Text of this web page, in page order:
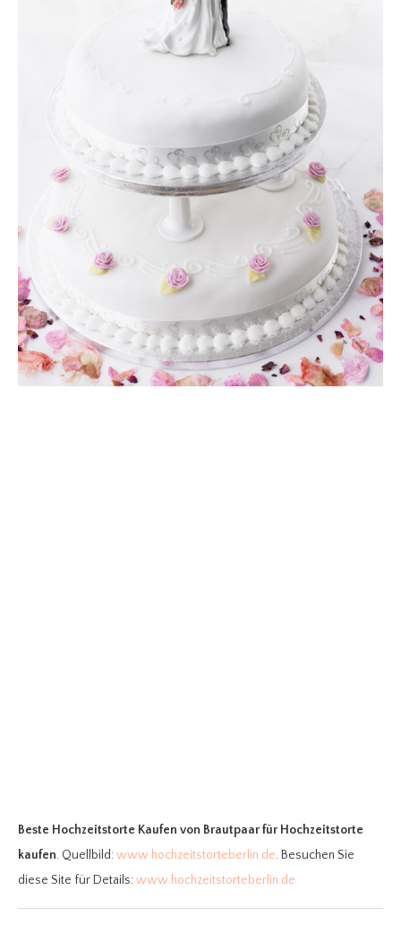
Beste Hochzeitstorte Kaufen von Brautpaar für Hochzeitstorte
kaufen. Quellbild:www.hochzeitstorteberlin.de. Besuchen Sie
diese Site für Details:www.hochzeitstorteberlin.de